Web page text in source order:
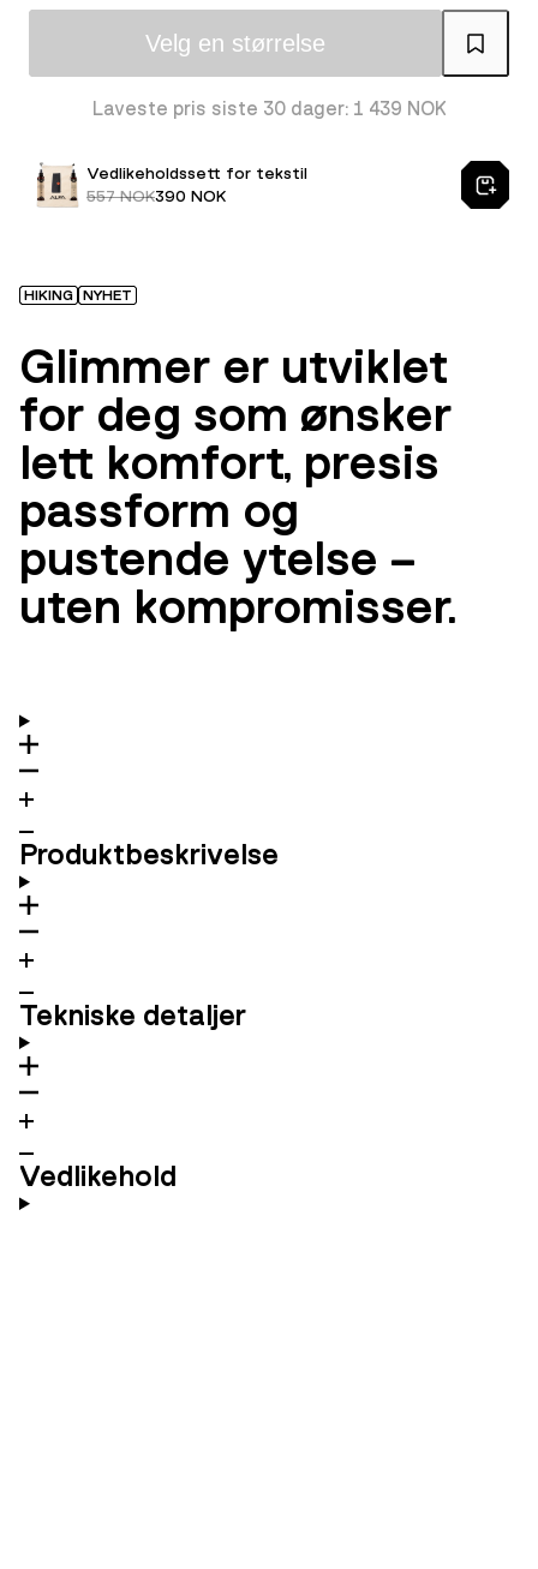
Velg en størrelse
Laveste pris siste 30 dager: 1 439 NOK
Vedlikeholdssett for tekstil
557 NOK390 NOK
HIKING NYHET
Glimmer er utviklet
for deg som ønsker
lett komfort, presis
passform og
pustende ytelse –
uten kompromisser.
Produktbeskrivelse
Tekniske detaljer
Vedlikehold